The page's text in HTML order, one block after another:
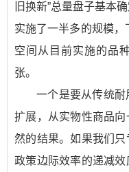
旧换新”总量盘子基本
实施了一半多的规模
空间从目前实施的品
张。
一个是要从传统
扩展，从实物性商品
然的结果。如果我们
政策边际效率的递减